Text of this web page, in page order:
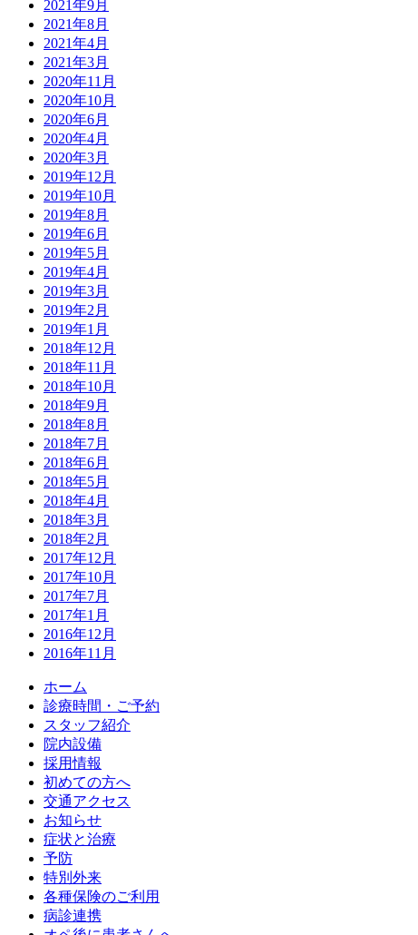
2021年9月
2021年8月
2021年4月
2021年3月
2020年11月
2020年10月
2020年6月
2020年4月
2020年3月
2019年12月
2019年10月
2019年8月
2019年6月
2019年5月
2019年4月
2019年3月
2019年2月
2019年1月
2018年12月
2018年11月
2018年10月
2018年9月
2018年8月
2018年7月
2018年6月
2018年5月
2018年4月
2018年3月
2018年2月
2017年12月
2017年10月
2017年7月
2017年1月
2016年12月
2016年11月
ホーム
診療時間・ご予約
スタッフ紹介
院内設備
採用情報
初めての方へ
交通アクセス
お知らせ
症状と治療
予防
特別外来
各種保険のご利用
病診連携